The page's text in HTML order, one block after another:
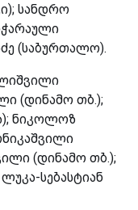
სანდრო
(საბურთალო).
(დინამო თბ.);
ნიკოლოზ
(დინამო თბ.);
სებასტიან